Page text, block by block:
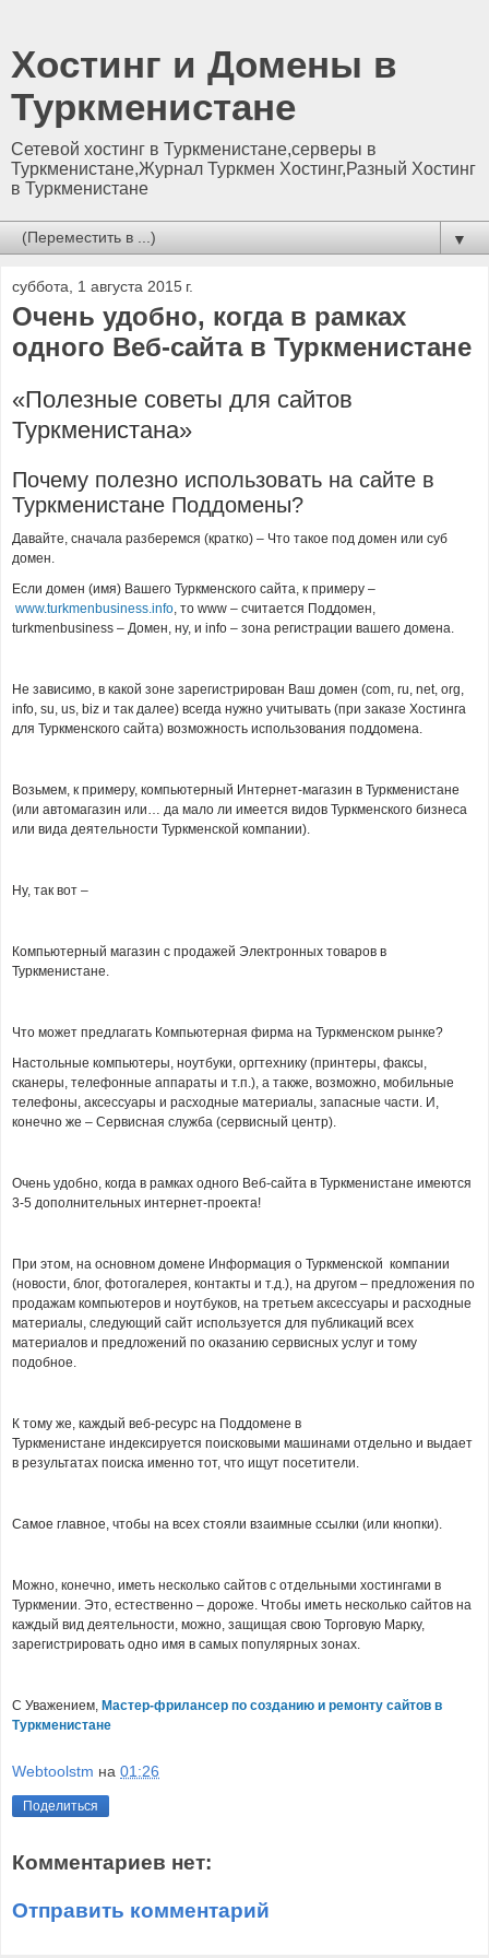
Хостинг и Домены в
Туркменистане
Сетевой хостинг в Туркменистане,серверы в
Туркменистане,Журнал Туркмен Хостинг,Разный Хостинг
в Туркменистане
▼
суббота, 1 августа 2015 г.
Очень удобно, когда в рамках
одного Веб-сайта в Туркменистане
«Полезные советы для сайтов
Туркменистана»
Почему полезно использовать на сайте в
Туркменистане Поддомены?
Давайте, сначала разберемся (кратко) – Что такое под домен или суб
домен.
Если домен (имя) Вашего Туркменского сайта, к примеру –
www.turkmenbusiness.info, то www – считается Поддомен,
turkmenbusiness – Домен, ну, и info – зона регистрации вашего домена.
Не зависимо, в какой зоне зарегистрирован Ваш домен (com, ru, net, org,
info, su, us, biz и так далее) всегда нужно учитывать (при заказе Хостинга
для Туркменского сайта) возможность использования поддомена.
Возьмем, к примеру, компьютерный Интернет-магазин в Туркменистане
(или автомагазин или… да мало ли имеется видов Туркменского бизнеса
или вида деятельности Туркменской компании).
Ну, так вот –
Компьютерный магазин с продажей Электронных товаров в
Туркменистане.
Что может предлагать Компьютерная фирма на Туркменском рынке?
Настольные компьютеры, ноутбуки, оргтехнику (принтеры, факсы,
сканеры, телефонные аппараты и т.п.), а также, возможно, мобильные
телефоны, аксессуары и расходные материалы, запасные части. И,
конечно же – Сервисная служба (сервисный центр).
Очень удобно, когда в рамках одного Веб-сайта в Туркменистане имеются
3-5 дополнительных интернет-проекта!
При этом, на основном домене Информация о Туркменской компании
(новости, блог, фотогалерея, контакты и т.д.), на другом – предложения по
продажам компьютеров и ноутбуков, на третьем аксессуары и расходные
материалы, следующий сайт используется для публикаций всех
материалов и предложений по оказанию сервисных услуг и тому
подобное.
К тому же, каждый веб-ресурс на Поддомене в
Туркменистане индексируется поисковыми машинами отдельно и выдает
в результатах поиска именно тот, что ищут посетители.
Самое главное, чтобы на всех стояли взаимные ссылки (или кнопки).
Можно, конечно, иметь несколько сайтов с отдельными хостингами в
Туркмении. Это, естественно – дороже. Чтобы иметь несколько сайтов на
каждый вид деятельности, можно, защищая свою Торговую Марку,
зарегистрировать одно имя в самых популярных зонах.
С Уважением, Мастер-фрилансер по созданию и ремонту сайтов в
Туркменистане
Webtoolstm на 01:26
Поделиться
Комментариев нет:
Отправить комментарий